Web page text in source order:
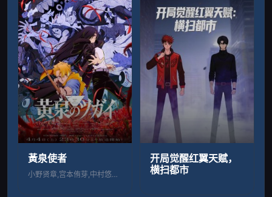
黃泉使者
小野贤章,宫本侑芽,中村悠一,久野美咲,
开局觉醒红翼天赋，
横扫都市